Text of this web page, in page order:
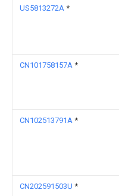
US5813272A *
CN101758157A *
CN102513791A *
CN202591503U *